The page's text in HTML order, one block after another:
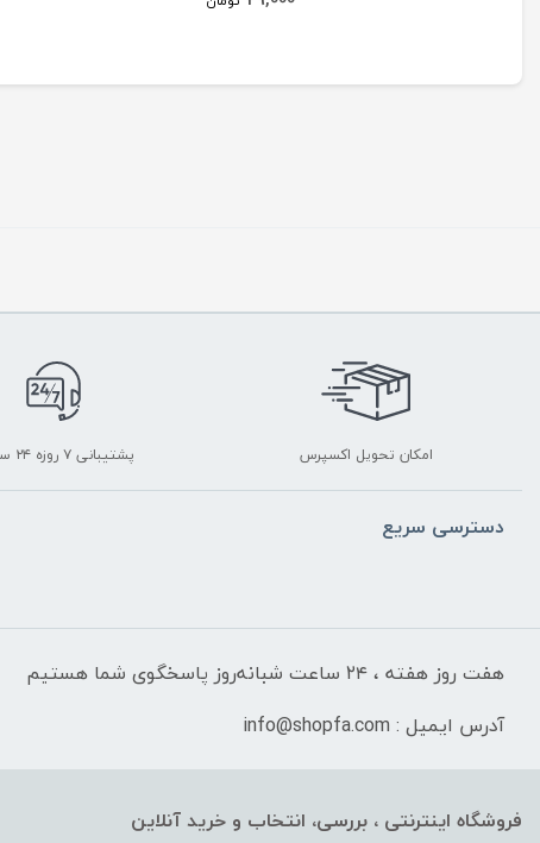
امکان تحویل اکسپرس پشتیبانی ۷ روزه ۲۴ ساعته
دسترسی سریع
هفت روز هفته ، ۲۴ ساعت شبانه‌روز پاسخگوی شما هستیم
آدرس ایمیل : info@shopfa.com
فروشگاه اینترنتی ، بررسی، انتخاب و خرید آنلاین